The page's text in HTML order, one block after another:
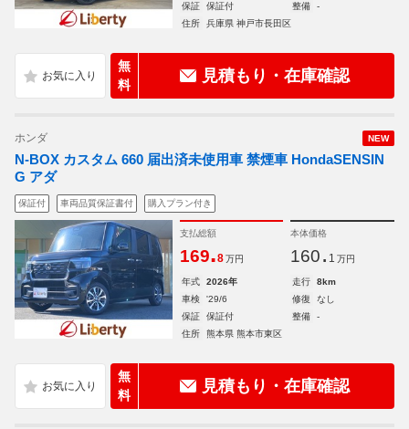
保証
保証付 整備
-
住所
兵庫県 神戸市長田区
無
料
見積もり・在庫確認
NEW
ホンダ
N-BOX カスタム 660 届出済未使用車 禁煙車 HondaSENSIN
G アダ
保証付 車両品質保証書付 購入プラン付き
支払総額
169.8 万円
本体価格
160. 1 万円
年式 2026年 走行
8km
車検
'29/6 修復
なし
保証
保証付 整備
-
住所
熊本県 熊本市東区
無
料
見積もり・在庫確認